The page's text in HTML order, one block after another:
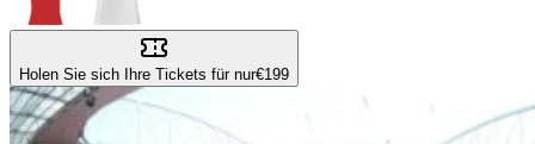
Holen Sie sich Ihre Tickets für nur€199